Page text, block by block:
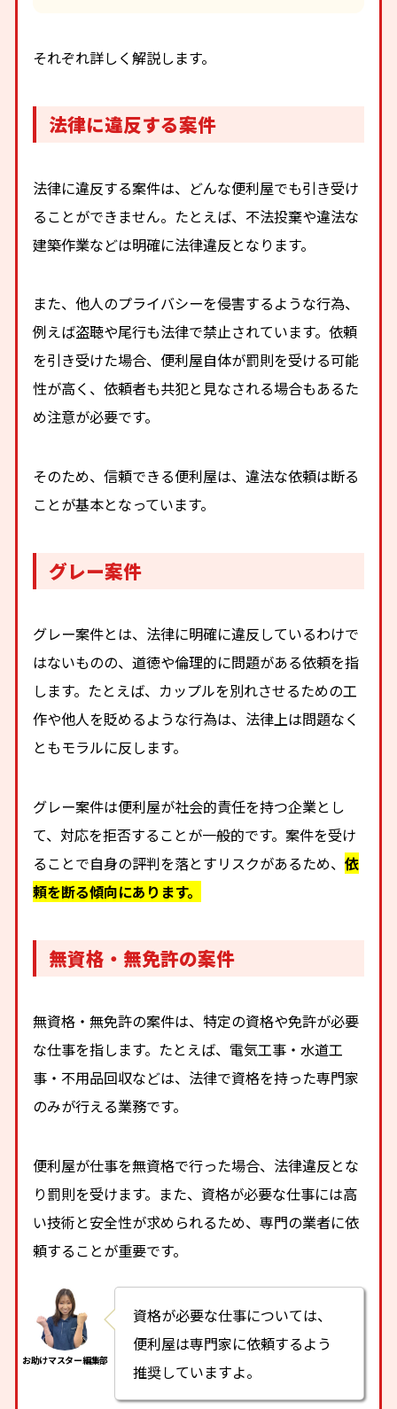
それぞれ詳しく解説します。
法律に違反する案件
法律に違反する案件は、どんな便利屋でも引き受け
ることができません。たとえば、不法投棄や違法な
建築作業などは明確に法律違反となります。
また、他人のプライバシーを侵害するような行為、
例えば盗聴や尾行も法律で禁止されています。依頼
を引き受けた場合、便利屋自体が罰則を受ける可能
性が高く、依頼者も共犯と見なされる場合もあるた
め注意が必要です。
そのため、信頼できる便利屋は、違法な依頼は断る
ことが基本となっています。
グレー案件
グレー案件とは、法律に明確に違反しているわけで
はないものの、道徳や倫理的に問題がある依頼を指
します。たとえば、カップルを別れさせるための工
作や他人を貶めるような行為は、法律上は問題なく
ともモラルに反します。
グレー案件は便利屋が社会的責任を持つ企業とし
て、対応を拒否することが一般的です。案件を受け
ることで自身の評判を落とすリスクがあるため、依
頼を断る傾向にあります。
無資格・無免許の案件
無資格・無免許の案件は、特定の資格や免許が必要
な仕事を指します。たとえば、電気工事・水道工
事・不用品回収などは、法律で資格を持った専門家
のみが行える業務です。
便利屋が仕事を無資格で行った場合、法律違反とな
り罰則を受けます。また、資格が必要な仕事には高
い技術と安全性が求められるため、専門の業者に依
頼することが重要です。
資格が必要な仕事については、
便利屋は専門家に依頼するよう
推奨していますよ。